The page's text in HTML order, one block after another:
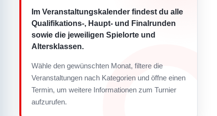
Im Veranstaltungskalender findest du alle
Qualifikations-, Haupt- und Finalrunden
sowie die jeweiligen Spielorte und
Altersklassen.
Wähle den gewünschten Monat, filtere die
Veranstaltungen nach Kategorien und öffne einen
Termin, um weitere Informationen zum Turnier
aufzurufen.